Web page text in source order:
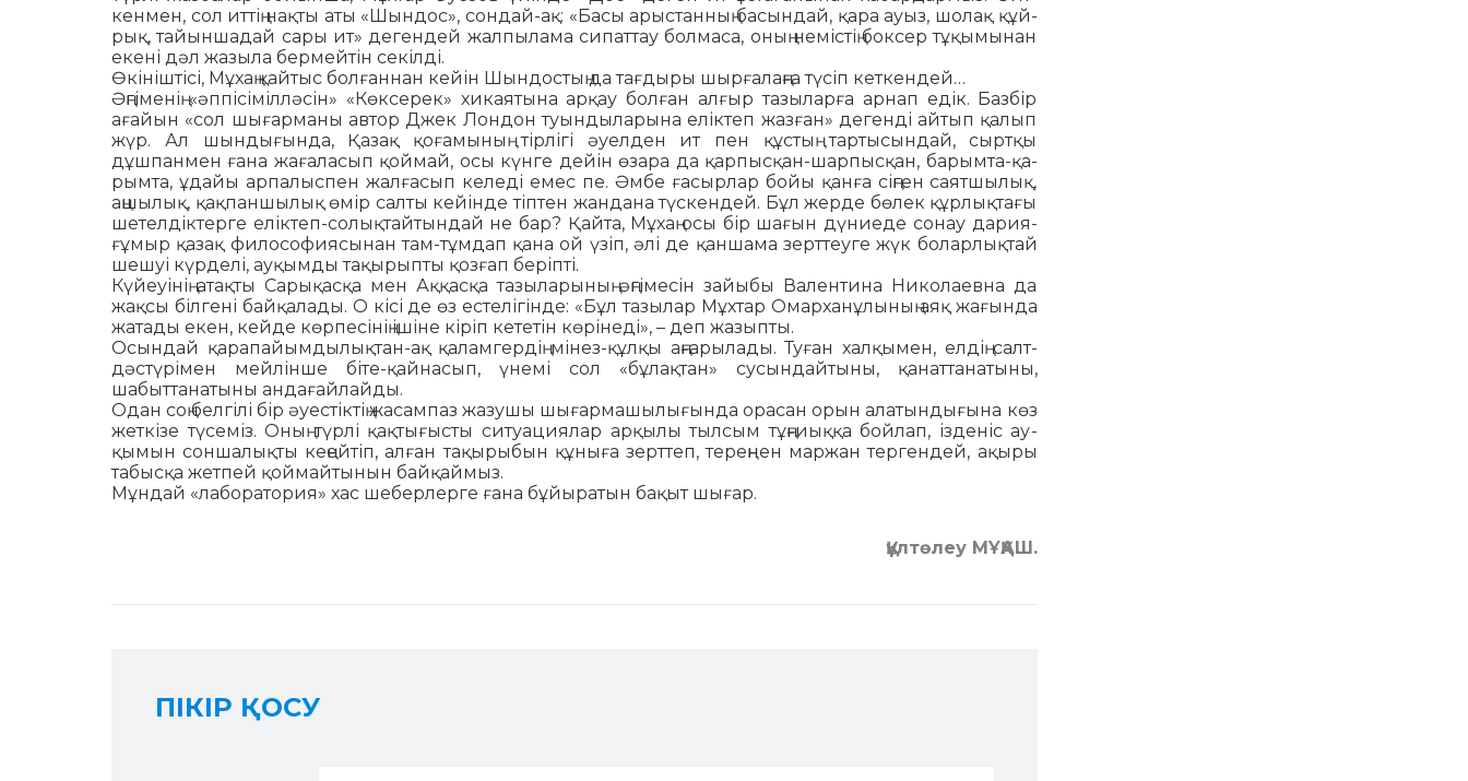
кенмен, сол иттің нақты аты «Шын­­дос», сондай-ақ: «Басы арыс­танның ба­сындай, қара ауыз, шолақ құй­
рық, тайыншадай сары ит» дегендей жалпылама сипаттау болмаса, оның немістің боксер тұқымынан
еке­ні дәл жазыла бермейтін секіл­ді.
Өкініштісі, Мұхаң қайтыс бол­­ғаннан кейін Шындостың да тағ­дыры шырғалаңға түсіп кеткен­дей…
Әңгіменің «әппісімілләсін» «Кө­ксерек» хикаятына арқау бол­ған алғыр тазыларға арнап едік. Базбір
ағайын «сол шығарманы автор Джек Лондон туындыларына еліктеп жазған» дегенді айтып қа­лып
жүр. Ал шындығында, Қа­зақ қоғамының тірлігі әуелден ит пен құстың тартысындай, сыртқы
дұшпанмен ғана жағаласып қой­май, осы күнге дейін өзара да қар­пысқан-шарпысқан, барымта-қа­
рымта, ұдайы арпалыспен жал­­ғасып келеді емес пе. Әмбе ға­сыр­­лар бойы қанға сіңген саят­шы­л­ық,
аңшылық, қақпаншылық өмір салты кейінде тіптен жандана түскендей. Бұл жерде бөлек құ­рлықтағы
шетелдіктерге елік­теп-солықтайтындай не бар? Қай­та, Мұхаң осы бір шағын дүниеде сонау дария-
ғұмыр қазақ философиясынан там-тұмдап қана ой үзіп, әлі де қаншама зерттеуге жүк бо­ларлықтай
шешуі күрделі, ау­қым­ды тақырыпты қозғап беріп­ті.
Күйеуінің атақты Сарықасқа мен Аққасқа тазыларының әңгі­ме­сін зайыбы Валентина Николаевна да
жақсы білгені байқалады. О кісі де өз естелігінде: «Бұл тазылар Мұхтар Омарханұлының аяқ жағында
жатады екен, кейде көр­пе­сінің ішіне кіріп кететін кө­рі­неді», – деп жазыпты.
Осындай қарапайымды­лық­тан-ақ қаламгердің мінез-құлқы аңғарылады. Туған халқымен, ел­дің салт-
дәстүрімен мейлінше бі­те-қайнасып, үнемі сол «бұ­лақ­тан» сусындайтыны, қанатта­на­тыны,
шабыттанатыны андағай­лай­ды.
Одан соң белгілі бір әуестіктің жа­сампаз жазушы шығармашылы­ғын­да орасан орын алатындығына көз
жеткізе түсеміз. Оның түрлі қақтығысты ситуациялар арқылы тыл­сым тұңғиыққа бойлап, ізденіс ау­
қымын соншалықты кеңейтіп, ал­ған тақырыбын құныға зерттеп, те­реңнен маржан тергендей, ақы­ры
табысқа жетпей қоймайтынын байқаймыз.
Мұндай «лаборатория» хас ше­берлерге ғана бұйыратын бақыт шы­ғар.
Құлтөлеу МҰҚАШ.
ПІКІР ҚОСУ